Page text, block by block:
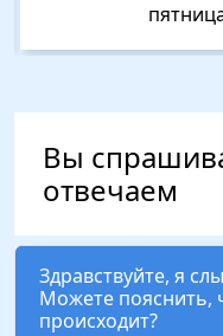
7 августа - 19:10
Вы
отвечаем
Здравствуйте, я
Можете пояснить,
происходит?